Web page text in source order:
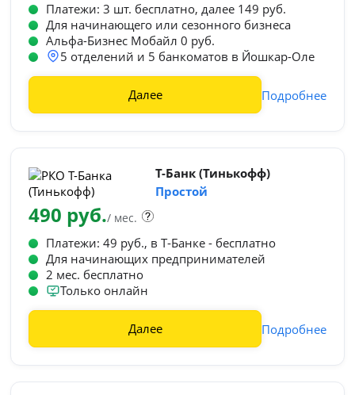
Платежи: 3 шт. бесплатно, далее 149 руб.
Для начинающего или сезонного бизнеса
Альфа-Бизнес Мобайл 0 руб.
5 отделений и 5 банкоматов в Йошкар-Оле
Далее Подробнее
Т-Банк (Тинькофф)
Простой
490 руб./ мес.
Платежи: 49 руб., в Т‑Банке - бесплатно
Для начинающих предпринимателей
2 мес. бесплатно
Только онлайн
Далее Подробнее